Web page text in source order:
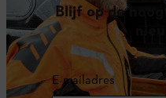
Blijf op de
E-mailadres